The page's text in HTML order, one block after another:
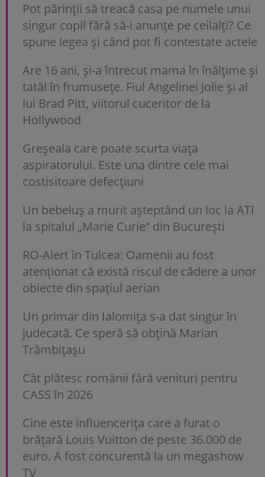
Pot părinții să treacă casa pe numele unui
singur copil fără să-i anunțe pe ceilalți? Ce
spune legea și când pot fi contestate actele
Are 16 ani, și-a întrecut mama în înălțime și
tatăl în frumusețe. Fiul Angelinei Jolie și al
lui Brad Pitt, viitorul cuceritor de la
Hollywood
Greșeala care poate scurta viața
aspiratorului. Este una dintre cele mai
costisitoare defecțiuni
Un bebeluș a murit așteptând un loc la ATI
la spitalul „Marie Curie” din București
RO-Alert în Tulcea: Oamenii au fost
atenționat că există riscul de cădere a unor
obiecte din spațiul aerian
Un primar din Ialomița s-a dat singur în
judecată. Ce speră să obțină Marian
Trâmbițașu
Cât plătesc românii fără venituri pentru
CASS în 2026
Cine este influencerița care a furat o
brățară Louis Vuitton de peste 36.000 de
euro. A fost concurentă la un megashow
TV